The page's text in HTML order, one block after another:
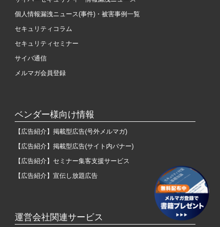
個人情報漏洩ニュース(事件)・被害事例一覧
セキュリティコラム
セキュリティセミナー
サイバ通信
メルマガ会員登録
ベンダー様向け情報
【広告紹介】掲載型広告(号外メルマガ)
【広告紹介】掲載型広告(サイト内バナー)
【広告紹介】セミナー集客支援サービス
【広告紹介】宣伝し放題広告
運営会社関連サービス